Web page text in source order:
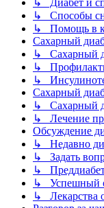
↳ Способы
↳ Помощь в
Сахарный
↳ Сахарный
↳
↳
Сахарный
↳ Сахарный
↳ Лечение
Обсуждение
↳ Недавно
↳ Задать
↳
↳ Успешный
↳ Лекарства